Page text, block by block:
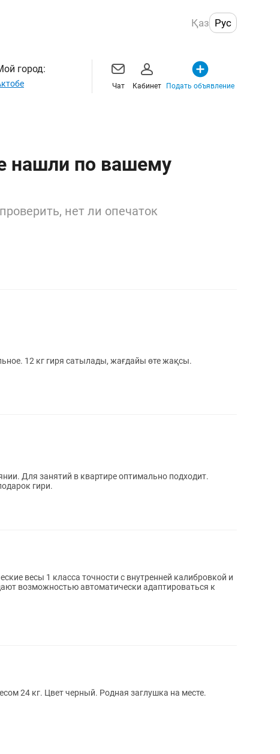
Қаз Рус
город:
Чат Кабинет Подать объявление
нашли по вашему
нет ли опечаток
12 кг гиря сатылады, жағдайы өте жақсы.
Для занятий в квартире оптимально подходит.
гири.
возможностью автоматически адаптироваться к
24 кг. Цвет черный. Родная заглушка на месте.